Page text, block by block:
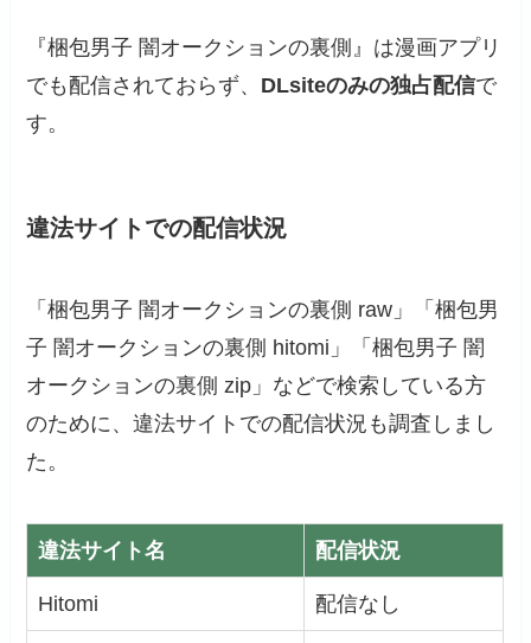
『梱包男子 闇オークションの裏側』は漫画アプリ
でも配信されておらず、 DLsiteのみの独占配信で
す。
違法サイトでの配信状況
「梱包男子 闇オークションの裏側 raw」「梱包男
子 闇オークションの裏側 hitomi」「梱包男子 闇
オークションの裏側 zip」などで検索している方
のために、違法サイトでの配信状況も調査しまし
た。
違法サイト名 配信状況
Hitomi 配信なし